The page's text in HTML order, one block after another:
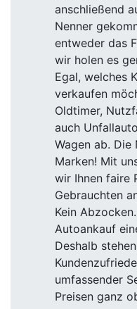
anschließend
Nenner
entweder das
wir holen es
Egal, welches
verkaufen
Oldtimer,
auch
Wagen ab. Die
Marken! Mit
wir Ihnen faire
Gebrauchten
Kein
Autoankauf
Deshalb
umfassender
Preisen ganz